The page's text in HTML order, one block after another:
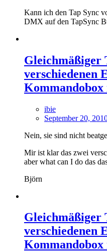
Kann ich den Tap Sync
DMX auf den TapSync
Gleichmäßiger
verschiedenen
Kommandobox
ibie
September 20,
Nein, sie sind nicht
Mir ist klar das zwei
aber what can I do das
Björn
Gleichmäßiger
verschiedenen
Kommandobox